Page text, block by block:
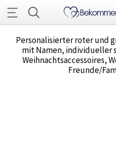
Personalisierter roter und
mit Namen, individueller
Weihnachtsaccessoires,
Freunde/